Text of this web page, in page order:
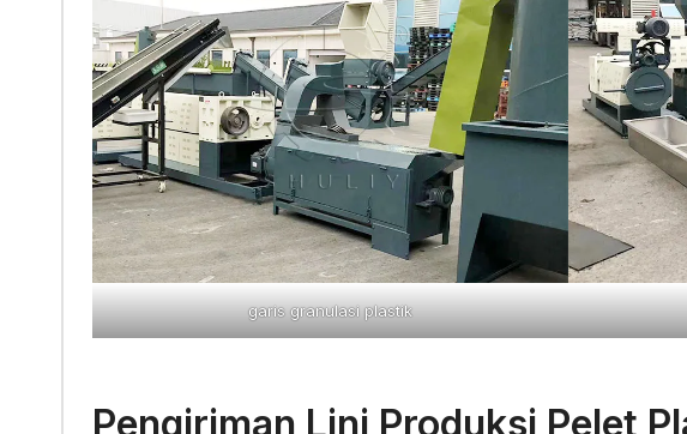
garis granulasi plastik
Pengiriman Lini Produksi Pelet